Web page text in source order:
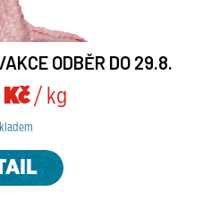
ODBĚR DO 29.8.
/ kg